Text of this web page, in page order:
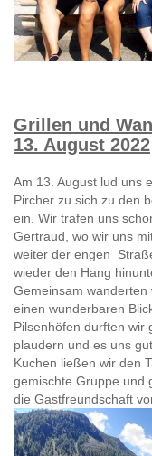
Grillen und
13. August 2022
Am 13. August lud uns
Pircher zu sich zu den
ein. Wir trafen uns
Gertraud, wo wir uns
weiter der engen
wieder den Hang
Gemeinsam
einen wunderbaren
Pilsenhöfen durften wir
plaudern und es uns
Kuchen ließen wir den
gemischte Gruppe und
die Gastfreundschaft